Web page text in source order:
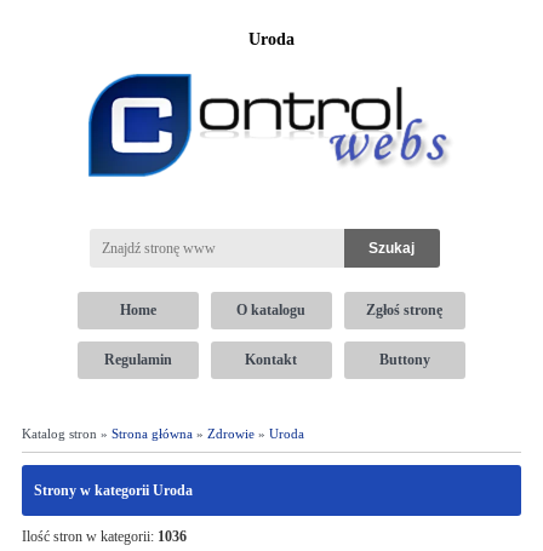
Uroda
Home O katalogu Zgłoś stronę
Regulamin Kontakt Buttony
Katalog stron » Strona główna» Zdrowie» Uroda
Strony w kategorii Uroda
Ilość stron w kategorii: 1036